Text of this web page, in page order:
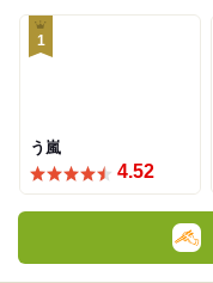
1
う嵐
4.52